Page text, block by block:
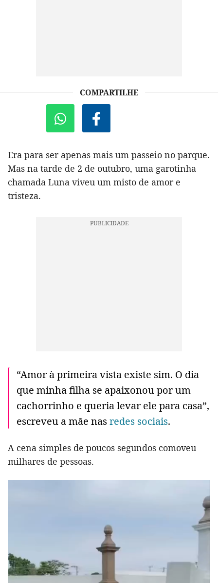
COMPARTILHE
Era para ser apenas mais um passeio no parque.
Mas na tarde de 2 de outubro, uma garotinha
chamada Luna viveu um misto de amor e
tristeza.
“Amor à primeira vista existe sim. O dia
que minha filha se apaixonou por um
cachorrinho e queria levar ele para casa”,
escreveu a mãe nas redes sociais.
A cena simples de poucos segundos comoveu
milhares de pessoas.